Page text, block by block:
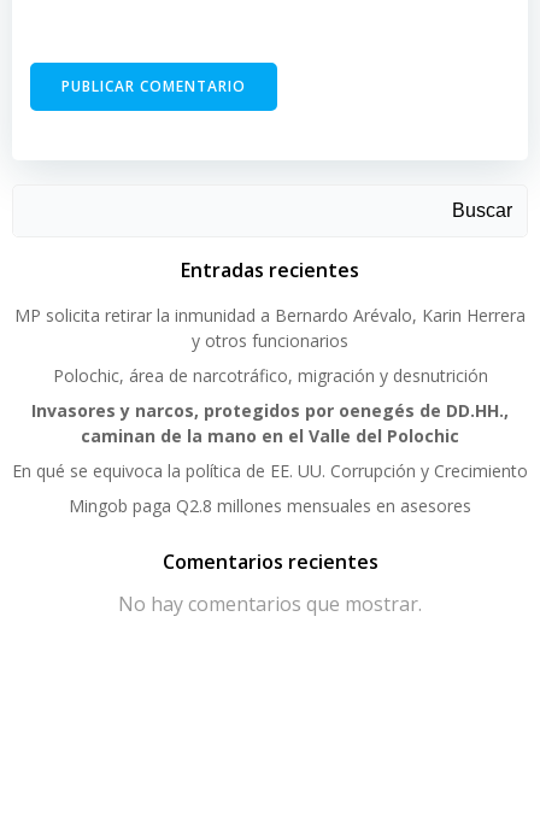
Buscar
Entradas recientes
MP solicita retirar la inmunidad a Bernardo Arévalo, Karin Herrera
y otros funcionarios
Polochic, área de narcotráfico, migración y desnutrición
Invasores y narcos, protegidos por oenegés de DD.HH.,
caminan de la mano en el Valle del Polochic
En qué se equivoca la política de EE. UU. Corrupción y Crecimiento
Mingob paga Q2.8 millones mensuales en asesores
Comentarios recientes
No hay comentarios que mostrar.